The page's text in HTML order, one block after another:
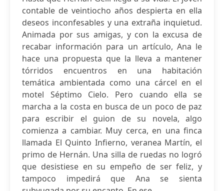
contable de veintiocho años despierta en ella
deseos inconfesables y una extraña inquietud.
Animada por sus amigas, y con la excusa de
recabar información para un artículo, Ana le
hace una propuesta que la lleva a mantener
tórridos encuentros en una habitación
temática ambientada como una cárcel en el
motel Séptimo Cielo. Pero cuando ella se
marcha a la costa en busca de un poco de paz
para escribir el guion de su novela, algo
comienza a cambiar. Muy cerca, en una finca
llamada El Quinto Infierno, veranea Martín, el
primo de Hernán. Una silla de ruedas no logró
que desistiese en su empeño de ser feliz, y
tampoco impedirá que Ana se sienta